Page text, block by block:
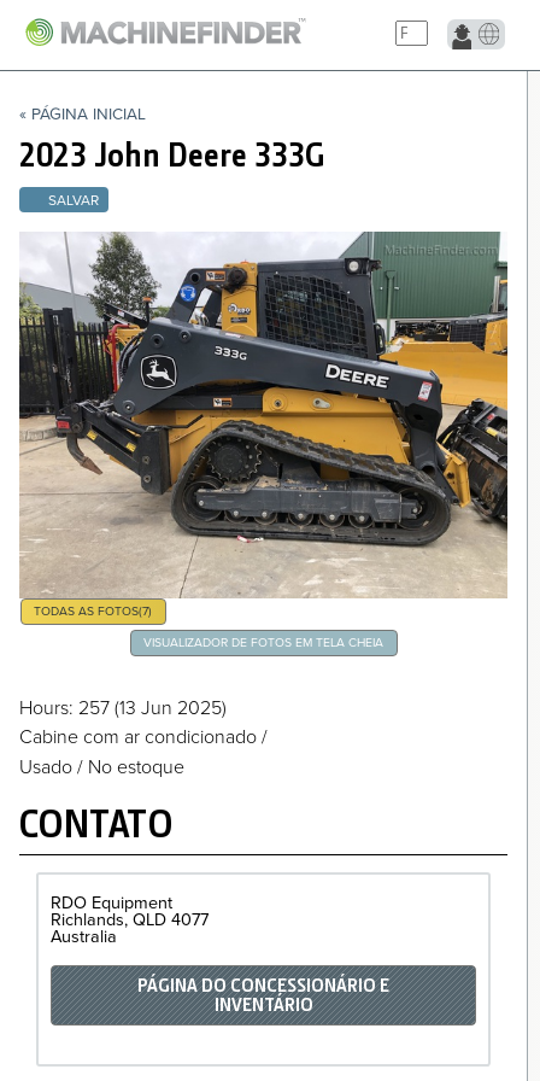
« PÁGINA INICIAL
2023 John Deere 333G
SALVAR
TODAS AS FOTOS(7)
VISUALIZADOR DE FOTOS EM TELA CHEIA
Hours: 257 (13 Jun 2025)
Cabine com ar condicionado /
Usado / No estoque
CONTATO
RDO Equipment
Richlands QLD 4077
Australia
PÁGINA DO CONCESSIONÁRIO E
INVENTÁRIO
NAVIGATION LINKS